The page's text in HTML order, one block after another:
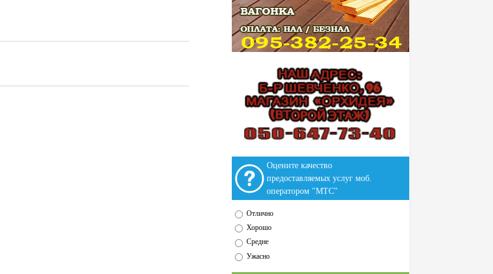
Оцените качество
предоставляемых услуг моб.
оператором "МТС"
Отлично
Хорошо
Средне
Ужасно